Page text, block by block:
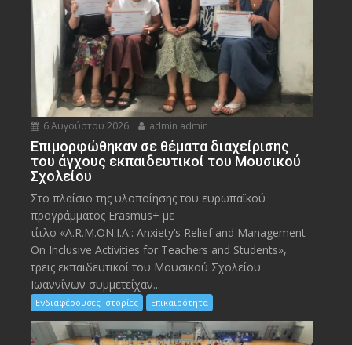
6 Αυγούστου 2026 admin admin
Eπιμορφώθηκαν σε θέματα διαχείρισης
του άγχους εκπαιδευτικοί του Μουσικού
Σχολείου
Στο πλαίσιο της υλοποίησης του ευρωπαϊκού
προγράμματος Erasmus+ με
τίτλο «A.R.M.ON.I.A.: Anxiety’s Relief and Management
On Inclusive Activities for Teachers and Students»,
τρεις εκπαιδευτικοί του Μουσικού Σχολείου
Ιωαννίνων συμμετείχαν...
Ενδιαφέρουσες Ιστορίες Επικαιρότητα